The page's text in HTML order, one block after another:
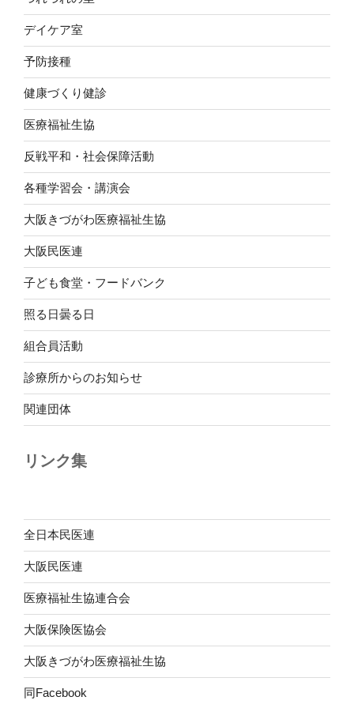
デイケア室
予防接種
健康づくり健診
医療福祉生協
反戦平和・社会保障活動
各種学習会・講演会
大阪きづがわ医療福祉生協
大阪民医連
子ども食堂・フードバンク
照る日曇る日
組合員活動
診療所からのお知らせ
関連団体
リンク集
全日本民医連
大阪民医連
医療福祉生協連合会
大阪保険医協会
大阪きづがわ医療福祉生協
同Facebook